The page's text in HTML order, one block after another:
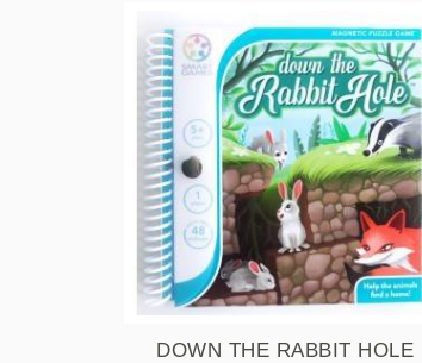
DOWN THE RABBIT HOLE